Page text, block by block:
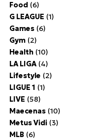
Food (6)
G LEAGUE (1)
Games(6)
Gym(2)
Health(10)
LA LIGA(4)
Lifestyle (2)
LIGUE 1 (1)
LIVE (58)
Maecenas(10)
Metus Vidi(3)
MLB(6)